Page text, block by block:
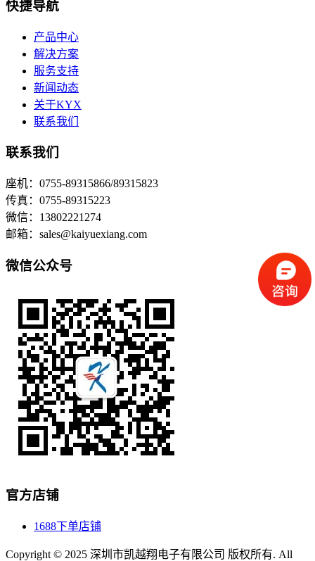
快捷导航
产品中心
解决方案
服务支持
新闻动态
关于KYX
联系我们
联系我们
座机：0755-89315866/89315823
传真：0755-89315223
微信：13802221274
邮箱：sales@kaiyuexiang.com
微信公众号
官方店铺
1688下单店铺
Copyright © 2025 深圳市凯越翔电子有限公司 版权所有. All